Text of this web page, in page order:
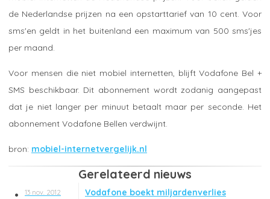
de Nederlandse prijzen na een opstarttarief van 10 cent. Voor
sms'en geldt in het buitenland een maximum van 500 sms'jes
per maand.
Voor mensen die niet mobiel internetten, blijft Vodafone Bel +
SMS beschikbaar. Dit abonnement wordt zodanig aangepast
dat je niet langer per minuut betaalt maar per seconde. Het
abonnement Vodafone Bellen verdwijnt.
mobiel-internetvergelijk.nl
Gerelateerd nieuws
13 nov. 2012 Vodafone boekt miljardenverlies